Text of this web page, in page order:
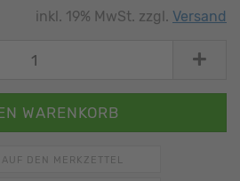
inkl. 19% MwSt. zzgl. Versand
AUF DEN MERKZETTEL